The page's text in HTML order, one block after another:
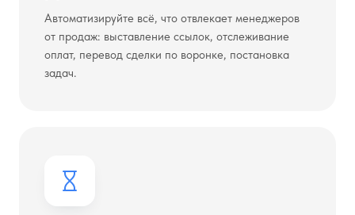
Автоматизируйте всё, что отвлекает менеджеров
от продаж: выставление ссылок, отслеживание
оплат, перевод сделки по воронке, постановка
задач.